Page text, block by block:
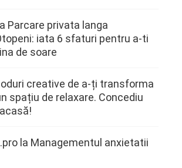
la Parcare privata langa
iata 6 sfaturi pentru a-ti
de soare
creative de a-ți transforma
spațiu de relaxare. Concediu
la Managementul anxietatii